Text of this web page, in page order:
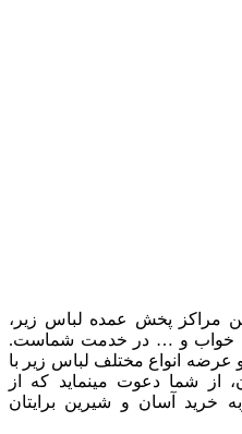
مراکز پخش عمده لباس زیر،
خواب و … در خدمت شماست.
90 با تولید و عرضه انواع مختلف لباس زیر با
از شما دعوت مینماید که از
خرید آسان و شیرین برایتان